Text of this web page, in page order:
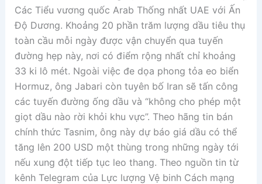
Các Tiểu vương quốc Arab Thống nhất UAE với Ấn
Độ Dương. Khoảng 20 phần trăm lượng dầu tiêu thụ
toàn cầu mỗi ngày được vận chuyển qua tuyến
đường hẹp này, nơi có điểm rộng nhất chỉ khoảng
33 ki lô mét. Ngoài việc đe dọa phong tỏa eo biển
Hormuz, ông Jabari còn tuyên bố Iran sẽ tấn công
các tuyến đường ống dầu và “không cho phép một
giọt dầu nào rời khỏi khu vực”. Theo hãng tin bán
chính thức Tasnim, ông này dự báo giá dầu có thể
tăng lên 200 USD một thùng trong những ngày tới
nếu xung đột tiếp tục leo thang. Theo nguồn tin từ
kênh Telegram của Lực lượng Vệ binh Cách mạng